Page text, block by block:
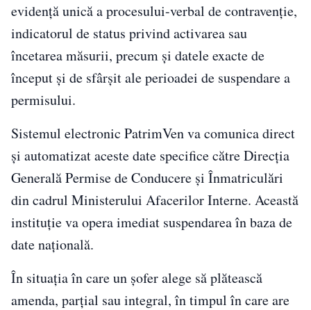
evidență unică a procesului-verbal de contravenție,
indicatorul de status privind activarea sau
încetarea măsurii, precum și datele exacte de
început și de sfârșit ale perioadei de suspendare a
permisului.
Sistemul electronic PatrimVen va comunica direct
și automatizat aceste date specifice către Direcția
Generală Permise de Conducere și Înmatriculări
din cadrul Ministerului Afacerilor Interne. Această
instituție va opera imediat suspendarea în baza de
date națională.
În situația în care un șofer alege să plătească
amenda, parțial sau integral, în timpul în care are